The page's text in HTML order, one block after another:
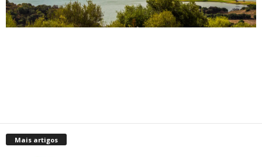
Mais artigos